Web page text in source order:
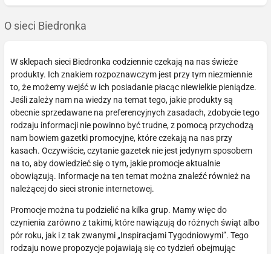
O sieci Biedronka
W sklepach sieci Biedronka codziennie czekają na nas świeże
produkty. Ich znakiem rozpoznawczym jest przy tym niezmiennie
to, że możemy wejść w ich posiadanie płacąc niewielkie pieniądze.
Jeśli zależy nam na wiedzy na temat tego, jakie produkty są
obecnie sprzedawane na preferencyjnych zasadach, zdobycie tego
rodzaju informacji nie powinno być trudne, z pomocą przychodzą
nam bowiem gazetki promocyjne, które czekają na nas przy
kasach. Oczywiście, czytanie gazetek nie jest jedynym sposobem
na to, aby dowiedzieć się o tym, jakie promocje aktualnie
obowiązują. Informacje na ten temat można znaleźć również na
należącej do sieci stronie internetowej.
Promocje można tu podzielić na kilka grup. Mamy więc do
czynienia zarówno z takimi, które nawiązują do różnych świąt albo
pór roku, jak i z tak zwanymi „Inspiracjami Tygodniowymi”. Tego
rodzaju nowe propozycje pojawiają się co tydzień obejmując